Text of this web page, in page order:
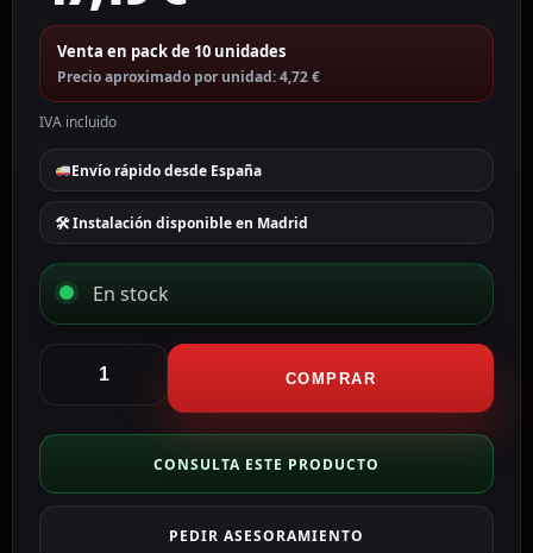
Venta en pack de 10 unidades
Precio aproximado por unidad: 4,72 €
IVA incluido
Envío rápido desde España
🛠 Instalación disponible en Madrid
En stock
AA
LS14500
BATT-
COMPRAR
CONSULTA ESTE PRODUCTO
PEDIR ASESORAMIENTO